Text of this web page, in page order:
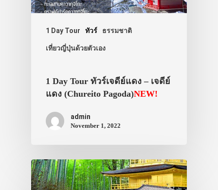
1 Day Tour ทัวร์ ธรรมชาติ
เที่ยวญี่ปุ่นด้วยตัวเอง
1 Day Tour ทัวร์เจดีย์แดง – เจดีย์
แดง (Chureito Pagoda)NEW!
admin
November 1, 2022